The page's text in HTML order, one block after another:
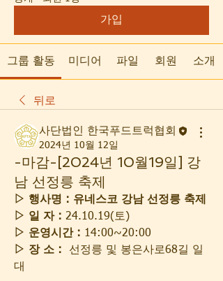
가입
그룹 활동 미디어 파일 회원 소개
뒤로
사단법인 한국푸드트럭협회
2024년 10월 12일
-마감-[2024년 10월19일] 강
남 선정릉 축제
▷ 행사명 : 유네스코 강남 선정릉 축제
▷ 일 자 : 24.10.19(토)
▷ 운영시간 : 14:00~20:00
▷ 장 소 : 선정릉 및 봉은사로68길 일
대